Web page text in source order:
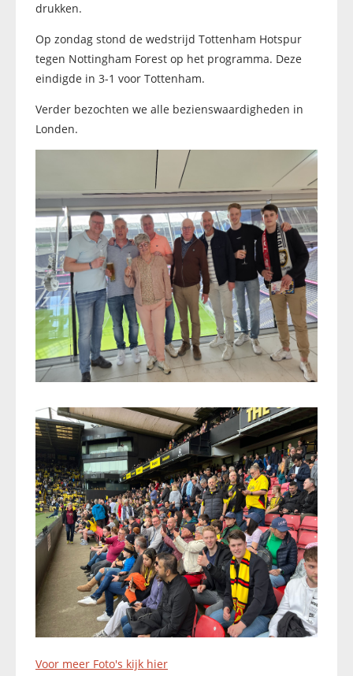
drukken.
Op zondag stond de wedstrijd Tottenham Hotspur
tegen Nottingham Forest op het programma. Deze
eindigde in 3-1 voor Tottenham.
Verder bezochten we alle bezienswaardigheden in
Londen.
Voor meer Foto's kijk hier